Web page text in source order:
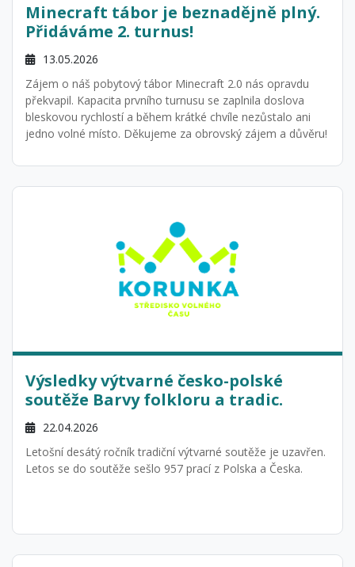
Minecraft tábor je beznadějně plný.
Přidáváme 2. turnus!
13.05.2026
Zájem o náš pobytový tábor Minecraft 2.0 nás opravdu
překvapil. Kapacita prvního turnusu se zaplnila doslova
bleskovou rychlostí a během krátké chvíle nezůstalo ani
jedno volné místo. Děkujeme za obrovský zájem a důvěru!
Výsledky výtvarné česko-polské
soutěže Barvy folkloru a tradic.
22.04.2026
Letošní desátý ročník tradiční výtvarné soutěže je uzavřen.
Letos se do soutěže sešlo 957 prací z Polska a Česka.